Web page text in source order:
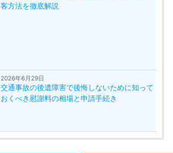
客方法を徹底解説
2026年6月29日
交通事故の後遺障害で後悔しないために知って
おくべき慰謝料の相場と申請手続き